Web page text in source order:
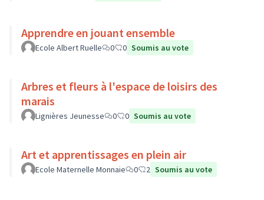
Apprendre en jouant ensemble
Ecole Albert Ruelle 0 0 Soumis au vote
Arbres et fleurs à l'espace de loisirs des
marais
Lignières Jeunesse 0 0 Soumis au vote
Art et apprentissages en plein air
Ecole Maternelle Monnaie 0 2 Soumis au vote